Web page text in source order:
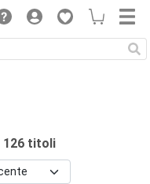
126 titoli